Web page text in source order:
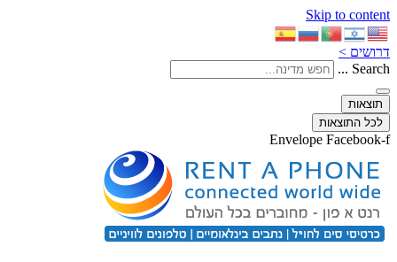
Skip to content
דרושים >
Search ...
תוצאות
לכל התוצאות
Envelope Facebook-f